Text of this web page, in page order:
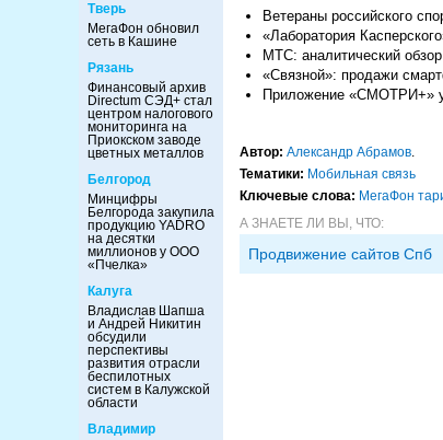
Тверь
МегаФон обновил
сеть в Кашине
Рязань
Финансовый архив
Directum СЭД+ стал
центром налогового
мониторинга на
Приокском заводе
цветных металлов
Белгород
Минцифры
Белгорода закупила
продукцию YADRO
на десятки
миллионов у ООО
«Пчелка»
Калуга
Владислав Шапша
и Андрей Никитин
обсудили
перспективы
развития отрасли
беспилотных
систем в Калужской
области
Владимир
Ветераны российского
«Лаборатория
МТС: аналитический
«Связной»: продажи
Приложение «СМОТРИ+»
Автор: Александр Абрамов.
Тематики: Мобильная связь
Ключевые слова: МегаФон
А ЗНАЕТЕ ЛИ ВЫ, ЧТО:
Продвижение сайтов Спб